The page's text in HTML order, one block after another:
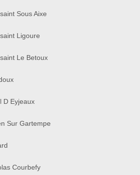
Sous Aixe
Ligoure
Le Betoux
D Eyjeaux
Sur Gartempe
Courbefy